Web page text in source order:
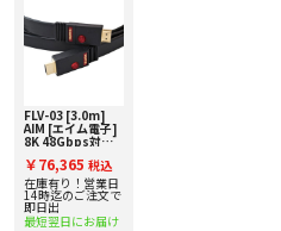
FLV-03 [3.0m]
AIM [エイム電子]
8K 48Gbps対応
￥76,365 税込
在庫有り！営業日
14時迄のご注文で
即日出
最短翌日にお届け